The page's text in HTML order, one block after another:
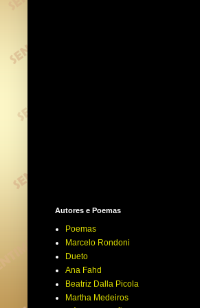
Autores e Poemas
Poemas
Marcelo Rondoni
Dueto
Ana Fahd
Beatriz Dalla Picola
Martha Medeiros